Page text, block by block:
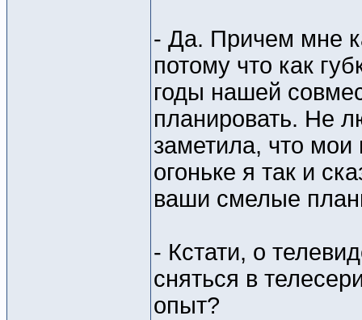
- Да. Причем мне
потому что как
годы нашей
планировать. Не
заметила, что
огоньке я так и
ваши смелые
- Кстати, о
сняться в
опыт?